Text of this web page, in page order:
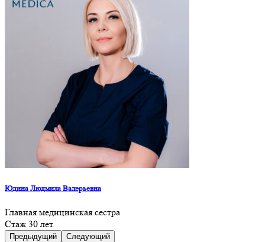
Юдина Людмила Валерьевна
Главная медицинская сестра
Стаж 30 лет
Предыдущий Следующий